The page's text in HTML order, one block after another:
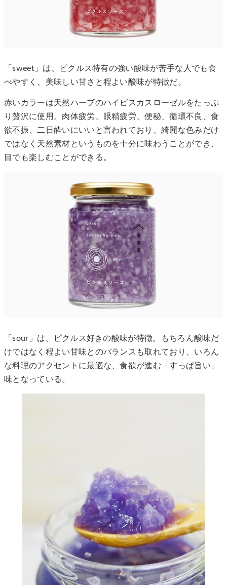
「sweet」は、ピクルス特有の強い酸味が苦手な人でも食
べやすく、美味しい甘さと程よい酸味が特徴だ。
赤いカラーは天然ハーブのハイビスカスローゼルをたっぷ
り贅沢に使用。肉体疲労、眼精疲労、便秘、循環不良、食
欲不振、二日酔いにいいと言われており、綺麗な色みだけ
ではなく天然素材というものを十分に味わうことができ、
目でも楽しむことができる。
「sour」は、ピクルス好きの酸味が特徴。もちろん酸味だ
けではなく程よい甘味とのバランスも取れており、いろん
な料理のアクセントに最適な、食欲が進む「すっぱ旨い」
味となっている。